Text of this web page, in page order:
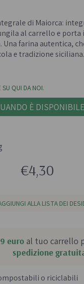
-
di Maiorca:
al carrello e porta
farina autentica,
e tradizione siciliana.
SU QUI DA NOI.
È DISPONIBILE
€4,30
ALLA LISTA DEI
euro al tuo carrello
spedizione
o riciclabili